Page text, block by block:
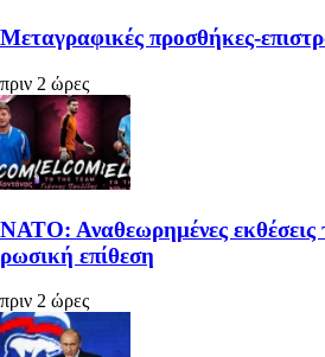
Μεταγραφικές προσθήκες-
πριν 2 ώρες
ΝΑΤΟ: Αναθεωρημένες
ρωσική επίθεση
πριν 2 ώρες